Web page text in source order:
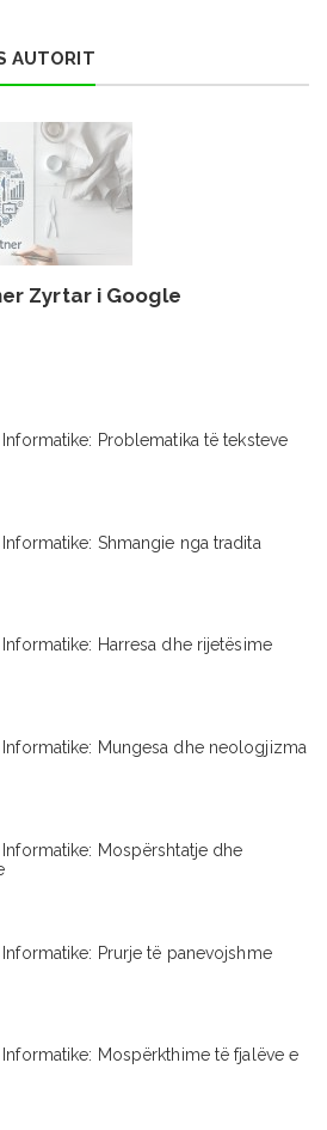
AUTORIT
Zyrtar i Google
Problematika të teksteve
Shmangie nga tradita
Harresa dhe rijetësime
Mungesa dhe neologjizma
Mospërshtatje dhe
Prurje të panevojshme
Mospërkthime të fjalëve e